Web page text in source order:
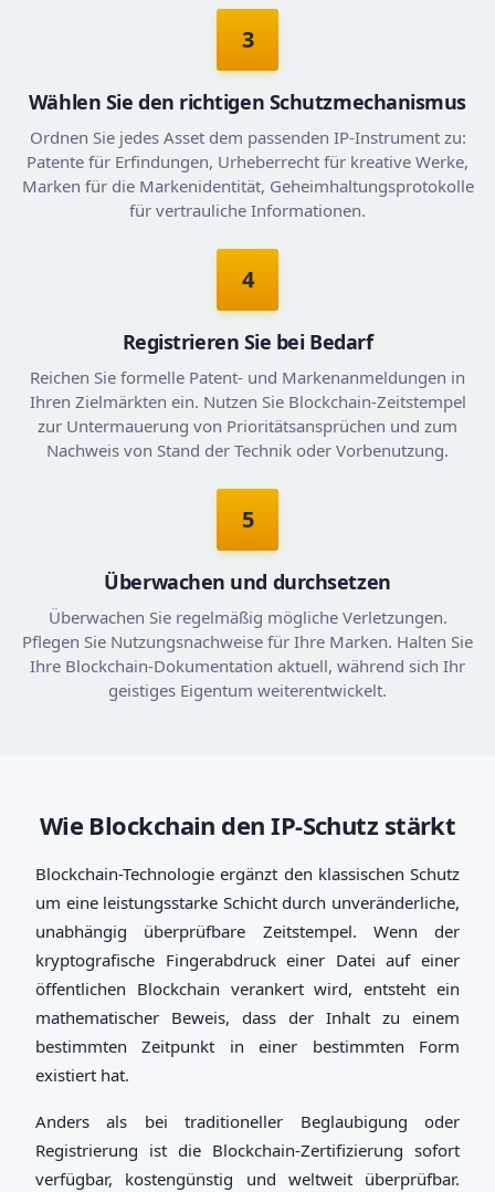
3
Wählen Sie den richtigen Schutzmechanismus
Ordnen Sie jedes Asset dem passenden IP-Instrument zu:
Patente für Erfindungen, Urheberrecht für kreative Werke,
Marken für die Markenidentität, Geheimhaltungsprotokolle
für vertrauliche Informationen.
4
Registrieren Sie bei Bedarf
Reichen Sie formelle Patent- und Markenanmeldungen in
Ihren Zielmärkten ein. Nutzen Sie Blockchain-Zeitstempel
zur Untermauerung von Prioritätsansprüchen und zum
Nachweis von Stand der Technik oder Vorbenutzung.
5
Überwachen und durchsetzen
Überwachen Sie regelmäßig mögliche Verletzungen.
Pflegen Sie Nutzungsnachweise für Ihre Marken. Halten Sie
Ihre Blockchain-Dokumentation aktuell, während sich Ihr
geistiges Eigentum weiterentwickelt.
Wie Blockchain den IP-Schutz stärkt
Blockchain-Technologie ergänzt den klassischen Schutz
um eine leistungsstarke Schicht durch unveränderliche,
unabhängig überprüfbare Zeitstempel. Wenn der
kryptografische Fingerabdruck einer Datei auf einer
öffentlichen Blockchain verankert wird, entsteht ein
mathematischer Beweis, dass der Inhalt zu einem
bestimmten Zeitpunkt in einer bestimmten Form
existiert hat.
Anders als bei traditioneller Beglaubigung oder
Registrierung ist die Blockchain-Zertifizierung sofort
verfügbar, kostengünstig und weltweit überprüfbar.